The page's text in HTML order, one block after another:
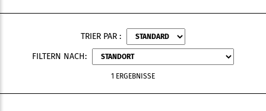
TRIER PAR :
FILTERN NACH:
1 ERGEBNISSE